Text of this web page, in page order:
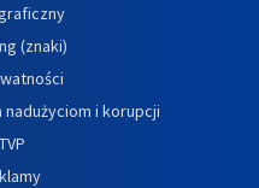
(znaki)
i korupcji